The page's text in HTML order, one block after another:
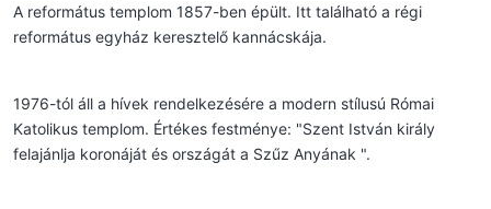
A református templom 1857-ben épült. Itt található a régi
református egyház keresztelő kannácskája.
1976-tól áll a hívek rendelkezésére a modern stílusú Római
Katolikus templom. Értékes festménye: "Szent István király
felajánlja koronáját és országát a Szűz Anyának ".